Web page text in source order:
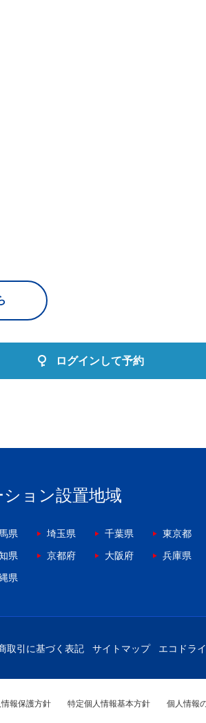
ログインして予約
ション設置地域
県 埼玉県 千葉県 東京都
県 京都府 大阪府 兵庫県
県
取引に基づく表記 サイトマップ エコドラ
報保護方針 特定個人情報基本方針 個人情報